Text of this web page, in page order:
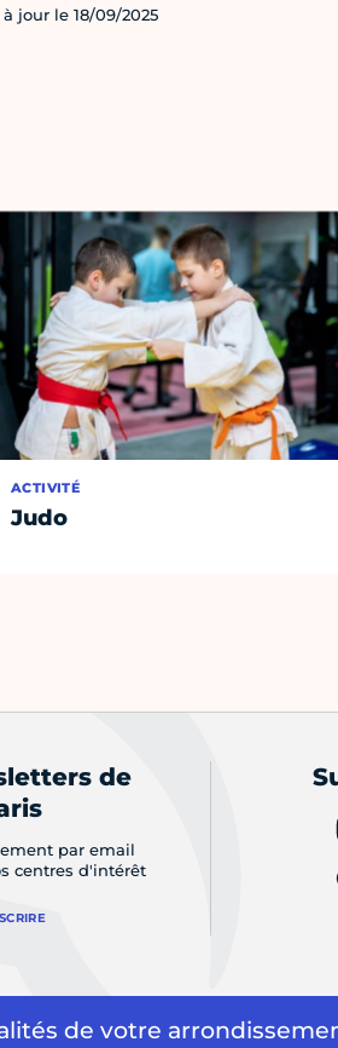
à jour le 18/09/2025
ACTIVITÉ
Judo
de
par email
centres d'intérêt
de votre